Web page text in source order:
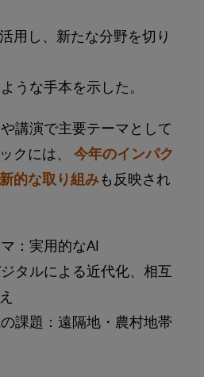
用し、新たな分野を切り
うな手本を示した。
講演で主要テーマとして
クには、 今年のインパク
的な取り組みも反映され
：実用的なAI
タルによる近代化、相互
課題：遠隔地・農村地帯